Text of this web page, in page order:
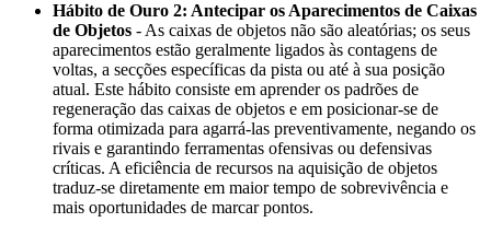
Hábito de Ouro 2: Antecipar os Aparecimentos de Caixas
de Objetos - As caixas de objetos não são aleatórias; os seus
aparecimentos estão geralmente ligados às contagens de
voltas, a secções específicas da pista ou até à sua posição
atual. Este hábito consiste em aprender os padrões de
regeneração das caixas de objetos e em posicionar-se de
forma otimizada para agarrá-las preventivamente, negando os
rivais e garantindo ferramentas ofensivas ou defensivas
críticas. A eficiência de recursos na aquisição de objetos
traduz-se diretamente em maior tempo de sobrevivência e
mais oportunidades de marcar pontos.